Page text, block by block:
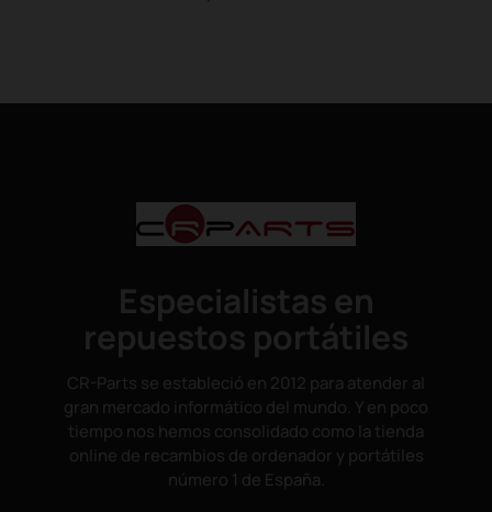
Especialistas en
repuestos portátiles
CR-Parts se estableció en 2012 para atender al
gran mercado informático del mundo. Y en poco
tiempo nos hemos consolidado como la tienda
online de recambios de ordenador y portátiles
número 1 de España.